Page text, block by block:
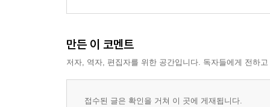
만든 이 코멘트
저자, 역자, 편집자를 위한 공간입니다. 독자들에게 전하
접수된 글은 확인을 거쳐 이 곳에 게재됩니다.